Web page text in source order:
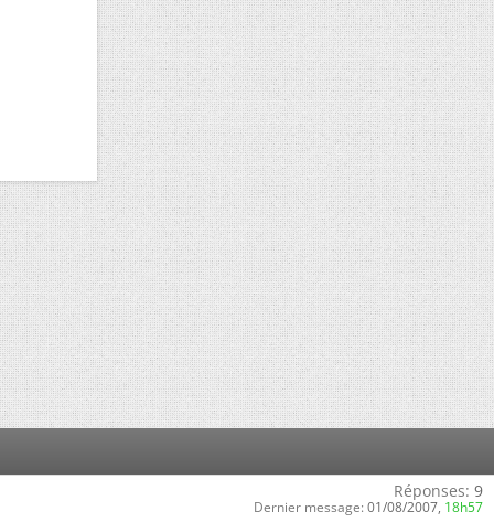
Réponses: 9
Dernier message: 01/08/2007, 18h57